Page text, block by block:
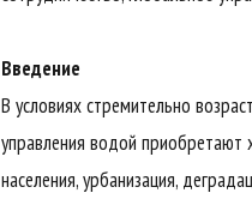
Введение
В условиях стремительно
управления водой приобретают
населения, урбанизация,